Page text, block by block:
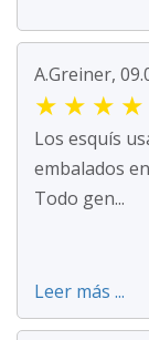
A.Greiner,
★ ★ ★ ★
Los esquís
embalados
Todo gen...
Leer más ...